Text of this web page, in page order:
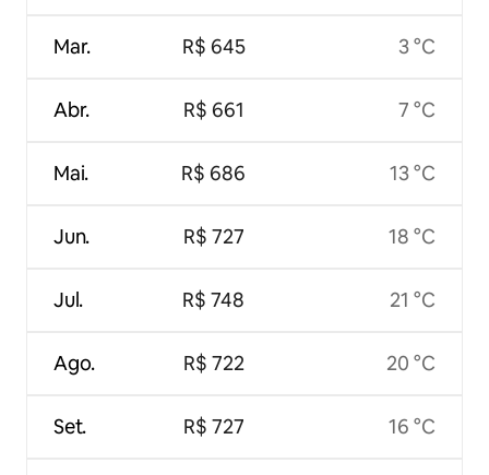
Mar.
Abr.
Mai.
Jun.
Jul.
Ago.
Set.
R$ 645
R$ 661
R$ 686
R$ 727
R$ 748
R$ 722
R$ 727
3 °C
7 °C
13 °C
18 °C
21 °C
20 °C
16 °C